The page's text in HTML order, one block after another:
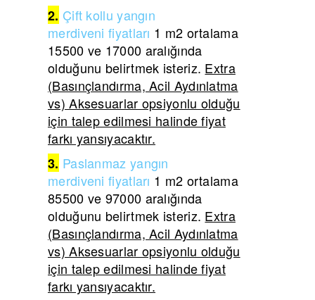
2. Çift kollu yangın
merdivenifiyatları 1 m2 ortalama
15500 ve 17000 aralığında
olduğunu belirtmek isteriz. Extra
(Basınçlandırma, Acil Aydınlatma
vs) Aksesuarlar opsiyonlu olduğu
için talep edilmesi halinde fiyat
farkı yansıyacaktır.
3. Paslanmaz yangın
merdivenifiyatları 1 m2 ortalama
85500 ve 97000 aralığında
olduğunu belirtmek isteriz. Extra
(Basınçlandırma, Acil Aydınlatma
vs) Aksesuarlar opsiyonlu olduğu
için talep edilmesi halinde fiyat
farkı yansıyacaktır.